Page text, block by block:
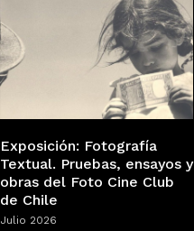
Exposición: Fotografía
Textual. Pruebas, ensayos y
obras del Foto Cine Club
de Chile
Julio 2026